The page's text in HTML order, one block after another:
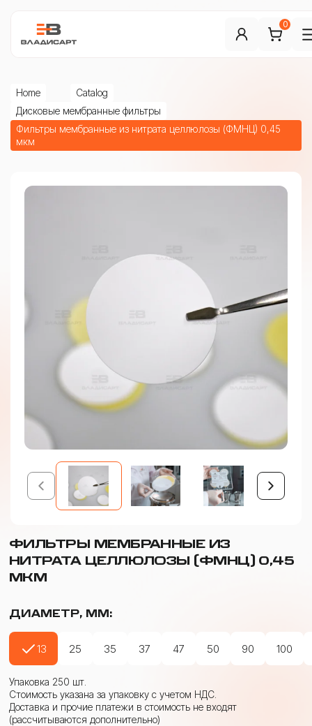
0
Home
Catalog
Дисковые мембранные фильтры
Фильтры мембранные из нитрата целлюлозы (ФМНЦ) 0,45
мкм
ФИЛЬТРЫ МЕМБРАННЫЕ ИЗ
НИТРАТА ЦЕЛЛЮЛОЗЫ (ФМНЦ) 0,45
МКМ
ДИАМЕТР, ММ:
13 25 35 37 47 50 90 100
Упаковка 250 шт.
Стоимость указана за упаковку с учетом НДС.
Доставка и прочие платежи в стоимость не входят
(рассчитываются дополнительно)